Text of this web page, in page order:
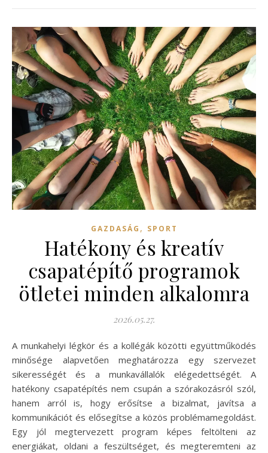
GAZDASÁG , SPORT
Hatékony és kreatív
csapatépítő programok
ötletei minden alkalomra
2026.05.27.
A munkahelyi légkör és a kollégák közötti együttműködés
minősége alapvetően meghatározza egy szervezet
sikerességét és a munkavállalók elégedettségét. A
hatékony csapatépítés nem csupán a szórakozásról szól,
hanem arról is, hogy erősítse a bizalmat, javítsa a
kommunikációt és elősegítse a közös problémamegoldást.
Egy jól megtervezett program képes feltölteni az
energiákat, oldani a feszültséget, és megteremteni az